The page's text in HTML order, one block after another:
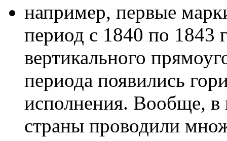
например, первые
период с 1840 по 1843
вертикального
периода появились
исполнения. Вообще, в
страны проводили